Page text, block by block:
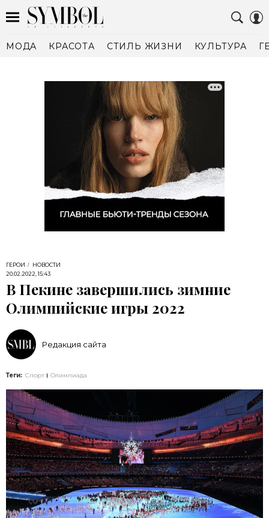
МОДА КРАСОТА СТИЛЬ ЖИЗНИ КУЛЬТУРА
ГЕРОИ
НОВОСТИ
20.02.2022, 15:43
В Пекине завершились зимние
Олимпийские игры 2022
Редакция сайта
Теги: Спорт Олимпиада